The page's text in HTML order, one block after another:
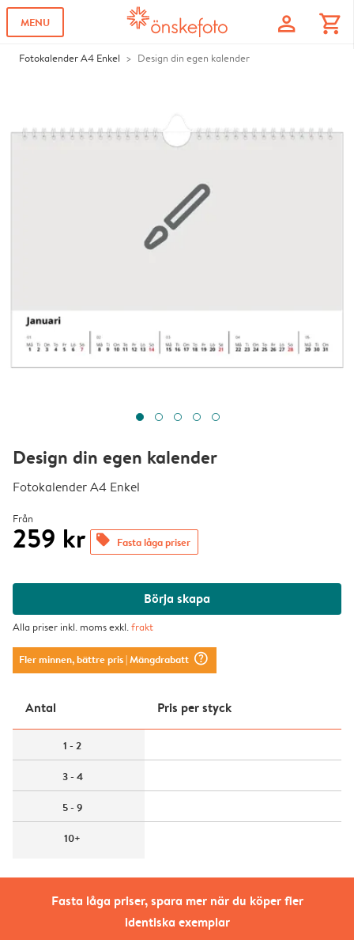
MENU profile shopping_cart
Fotokalender A4 Enkel Design din egen kalender
Fasta låga priser, spara mer när du köper fler
identiska exemplar
Design din egen kalender
Fotokalender A4 Enkel
Från
259 kr offers Fasta låga priser
Börja skapa
Alla priser inkl. moms exkl.frakt
Fler minnen, bättre pris| Mängdrabatt question_mark_circle
Antal Pris per styck
1 - 2
3 - 4
5 - 9
10+